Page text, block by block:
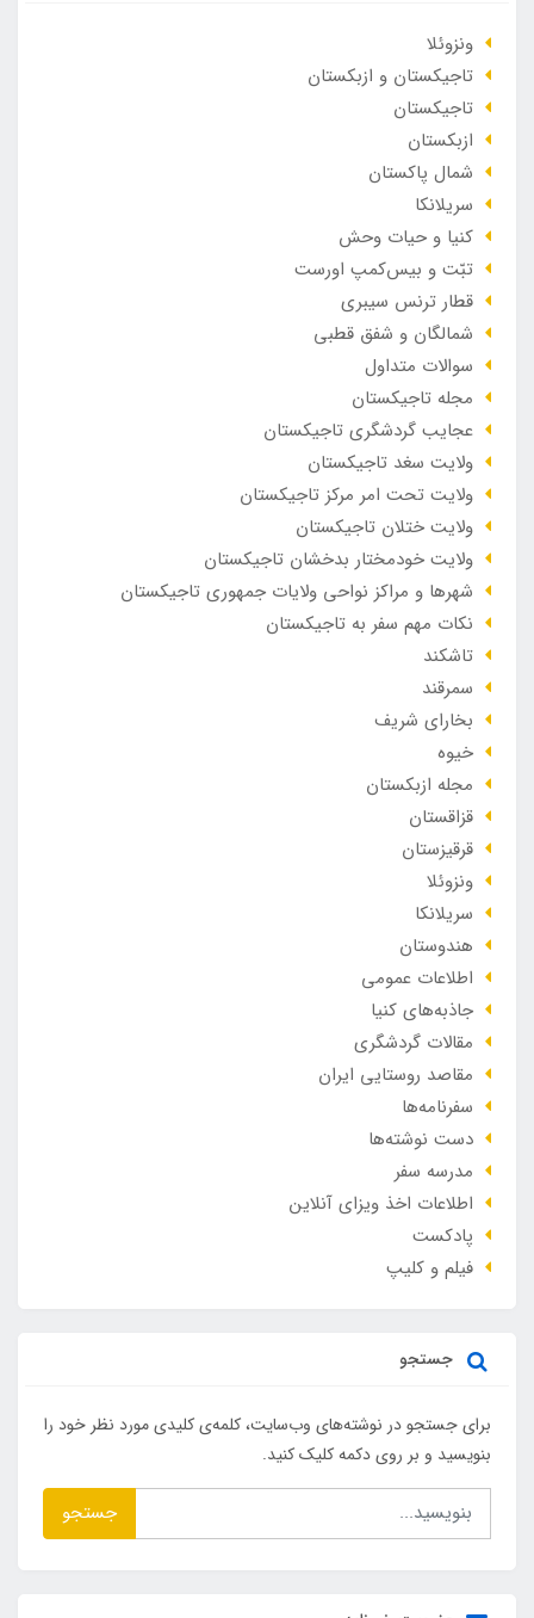
ونزوئلا
تاجیکستان و ازبکستان
تاجیکستان
ازبکستان
شمال پاکستان
سریلانکا
کنیا و حیات وحش
تبّت و بیس‌کمپ اورست
قطار ترنس سیبری
شمالگان و شفق قطبی
سوالات متداول
مجله تاجیکستان
عجایب گردشگری تاجیکستان
ولایت سغد تاجیکستان
ولایت تحت امر مرکز تاجیکستان
ولایت ختلان تاجیکستان
ولایت خودمختار بدخشان تاجیکستان
شهرها و مراکز نواحی ولایات جمهوری تاجیکستان
نکات مهم سفر به تاجیکستان
تاشکند
سمرقند
بخارای شریف
خیوه
مجله ازبکستان
قزاقستان
قرقیزستان
ونزوئلا
سریلانکا
هندوستان
اطلاعات عمومی
جاذبه‌های کنیا
مقالات گردشگری
مقاصد روستایی ایران
سفرنامه‌ها
دست نوشته‌ها
مدرسه سفر
اطلاعات اخذ ویزای آنلاین
پادکست
فیلم و کلیپ
جستجو
برای جستجو در نوشته‌های وب‌سایت، کلمه‌ی کلیدی مورد نظر خود را
بنویسید و بر روی دکمه کلیک کنید.
جستجو